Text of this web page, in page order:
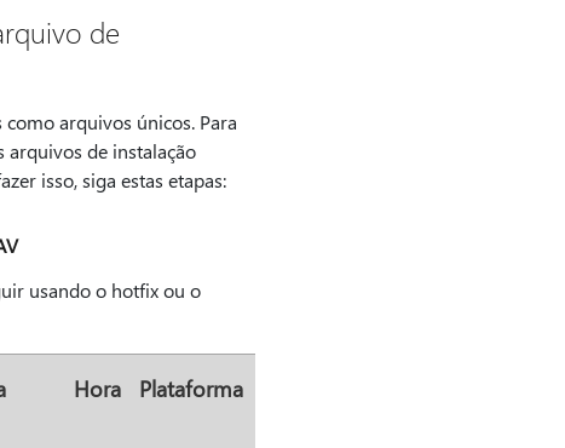
de
arquivos únicos. Para
de instalação
isso, siga estas etapas:
usando o hotfix ou o
Hora Plataforma